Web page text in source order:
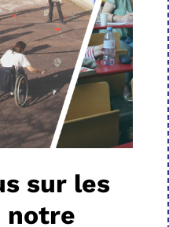
sur les
notre